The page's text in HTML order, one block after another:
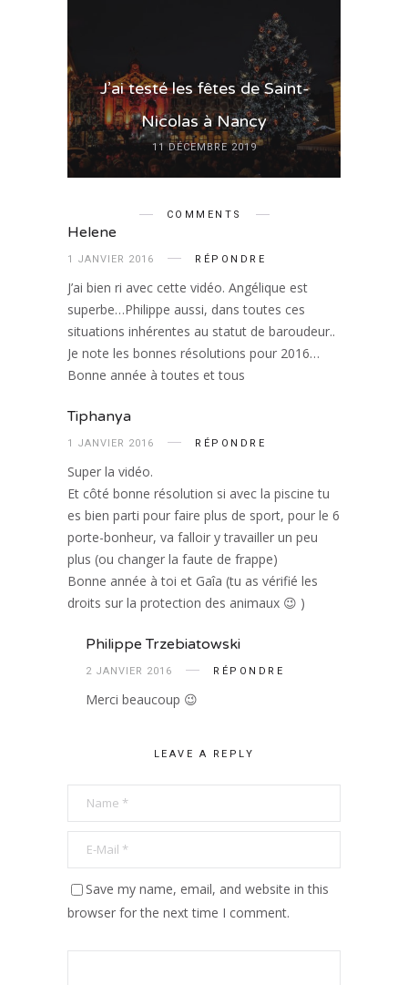
J’ai testé les fêtes de Saint-
Nicolas à Nancy
11 DÉCEMBRE 2019
COMMENTS
Helene
1 JANVIER 2016 RÉPONDRE
J’ai bien ri avec cette vidéo. Angélique est
superbe…Philippe aussi, dans toutes ces
situations inhérentes au statut de baroudeur..
Je note les bonnes résolutions pour 2016…
Bonne année à toutes et tous
Tiphanya
1 JANVIER 2016 RÉPONDRE
Super la vidéo.
Et côté bonne résolution si avec la piscine tu
es bien parti pour faire plus de sport, pour le 6
porte-bonheur, va falloir y travailler un peu
plus (ou changer la faute de frappe)
Bonne année à toi et Gaîa (tu as vérifié les
droits sur la protection des animaux 😉 )
Philippe Trzebiatowski
2 JANVIER 2016 RÉPONDRE
Merci beaucoup 😉
LEAVE A REPLY
Save my name, email, and website in this
browser for the next time I comment.